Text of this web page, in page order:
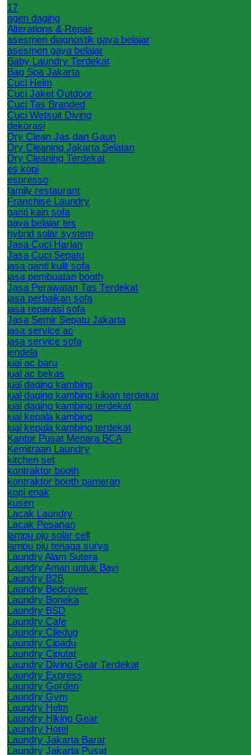
17
agen daging
Alterations & Repair
asesmen diagnostik gaya belajar
asesmen gaya belajar
Baby Laundry Terdekat
Bag Spa Jakarta
Cuci Helm
Cuci Jaket Outdoor
Cuci Tas Branded
Cuci Wetsuit Diving
dekorasi
Dry Clean Jas dan Gaun
Dry Cleaning Jakarta Selatan
Dry Cleaning Terdekat
es kopi
espresso
family restaurant
Franchise Laundry
ganti kain sofa
gaya belajar tes
hybrid solar system
Jasa Cuci Harian
Jasa Cuci Sepatu
jasa ganti kulit sofa
jasa pembuatan booth
Jasa Perawatan Tas Terdekat
jasa perbaikan sofa
jasa reparasi sofa
Jasa Semir Sepatu Jakarta
jasa service ac
jasa service sofa
jendela
jual ac baru
jual ac bekas
jual daging kambing
jual daging kambing kiloan terdekat
jual daging kambing terdekat
jual kepala kambing
jual kepala kambing terdekat
Kantor Pusat Menara BCA
Kemitraan Laundry
kitchen set
kontraktor booth
kontraktor booth pameran
kopi enak
kusen
Lacak Laundry
Lacak Pesanan
lampu pju solar cell
lampu pju tenaga surya
Laundry Alam Sutera
Laundry Aman untuk Bayi
Laundry B2B
Laundry Bedcover
Laundry Boneka
Laundry BSD
Laundry Cafe
Laundry Ciledug
Laundry Cipadu
Laundry Ciputat
Laundry Diving Gear Terdekat
Laundry Express
Laundry Gorden
Laundry Gym
Laundry Helm
Laundry Hiking Gear
Laundry Hotel
Laundry Jakarta Barat
Laundry Jakarta Pusat